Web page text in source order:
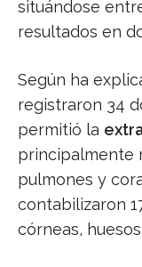
situándose
resultados en
Según ha
registraron 34
permitió la
principalmente
pulmones y
contabilizaron
córneas,